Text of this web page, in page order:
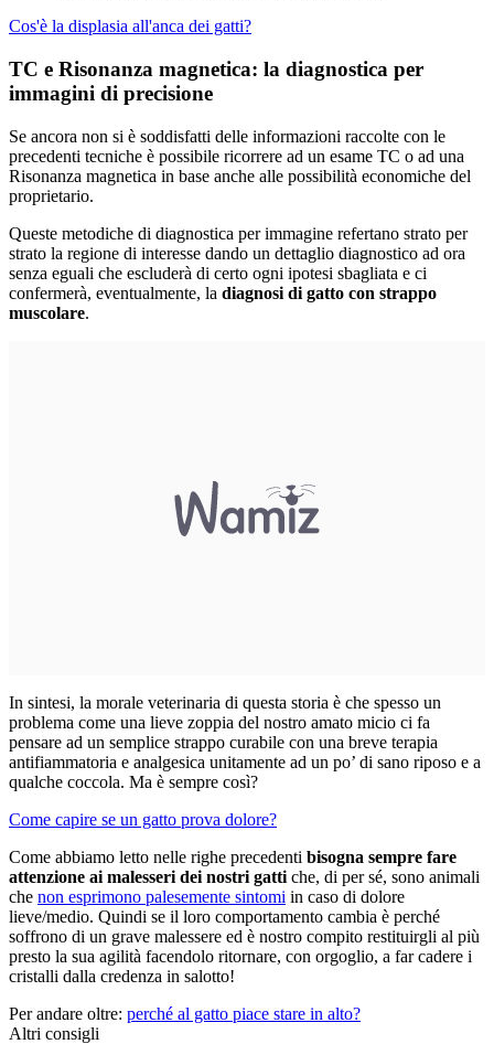
Cos'è la displasia all'anca dei gatti?
TC e Risonanza magnetica: la diagnostica per
immagini di precisione
Se ancora non si è soddisfatti delle informazioni raccolte con le
precedenti tecniche è possibile ricorrere ad un esame TC o ad una
Risonanza magnetica in base anche alle possibilità economiche del
proprietario.
Queste metodiche di diagnostica per immagine refertano strato per
strato la regione di interesse dando un dettaglio diagnostico ad ora
senza eguali che escluderà di certo ogni ipotesi sbagliata e ci
confermerà, eventualmente, la diagnosi di gatto con strappo
muscolare.
In sintesi, la morale veterinaria di questa storia è che spesso un
problema come una lieve zoppia del nostro amato micio ci fa
pensare ad un semplice strappo curabile con una breve terapia
antifiammatoria e analgesica unitamente ad un po’ di sano riposo e a
qualche coccola. Ma è sempre così?
Come capire se un gatto prova dolore?
Come abbiamo letto nelle righe precedenti bisogna sempre fare
attenzione ai malesseri dei nostri gatti che, di per sé, sono animali
che non esprimono palesemente sintomi in caso di dolore
lieve/medio. Quindi se il loro comportamento cambia è perché
soffrono di un grave malessere ed è nostro compito restituirgli al più
presto la sua agilità facendolo ritornare, con orgoglio, a far cadere i
cristalli dalla credenza in salotto!
Per andare oltre: perché al gatto piace stare in alto?
Altri consigli